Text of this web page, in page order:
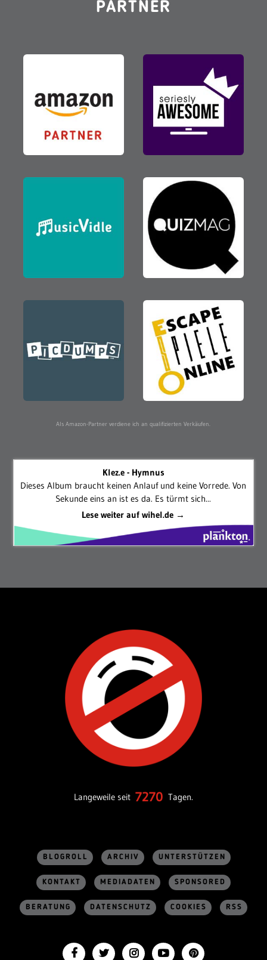
PARTNER
Als Amazon-Partner verdiene ich an qualifizierten Verkäufen.
Klez.e - Hymnus
Dieses Album braucht keinen Anlauf und keine Vorrede. Von
Sekunde eins an ist es da. Es türmt sich...
Lese weiter auf wihel.de →
Langeweile seit 7270 Tagen.
BLOGROLL ARCHIV UNTERSTÜTZEN
KONTAKT MEDIADATEN SPONSORED
BERATUNG DATENSCHUTZ COOKIES RSS